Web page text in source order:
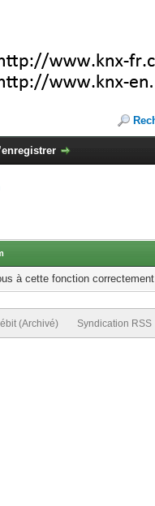
à cette fonction
(Archivé) Syndication RSS